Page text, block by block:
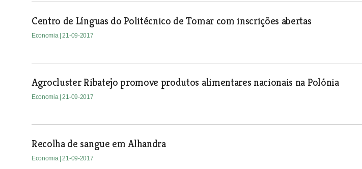
Centro de Línguas do Politécnico de Tomar com inscrições abertas
Economia | 21-09-2017
Agrocluster Ribatejo promove produtos alimentares nacionais na Polónia
Economia | 21-09-2017
Recolha de sangue em Alhandra
Economia | 21-09-2017